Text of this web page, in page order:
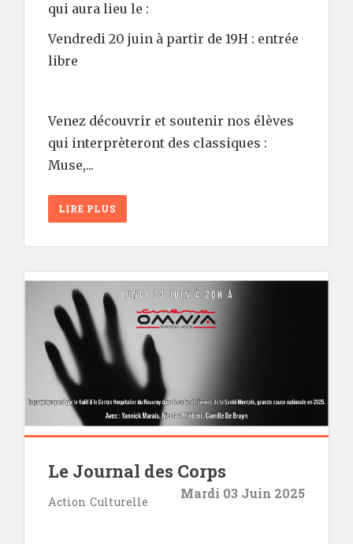
qui aura lieu le :
Vendredi 20 juin à partir de 19H : entrée
libre
Venez découvrir et soutenir nos élèves
qui interprèteront des classiques :
Muse,...
LIRE PLUS
Le Journal des Corps
Action Culturelle
Mardi 03 Juin 2025